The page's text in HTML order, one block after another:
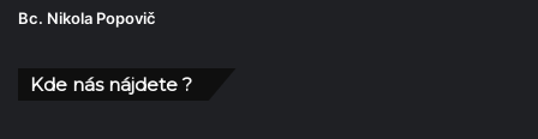
Bc. Nikola Popovič
Kde nás nájdete ?